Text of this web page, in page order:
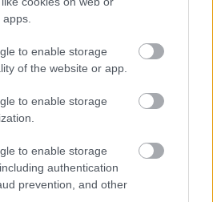
to enable storage
of the website or app.
to enable storage
to enable storage
authentication
prevention, and other
feliratkozás
a GDPR-szabályzat